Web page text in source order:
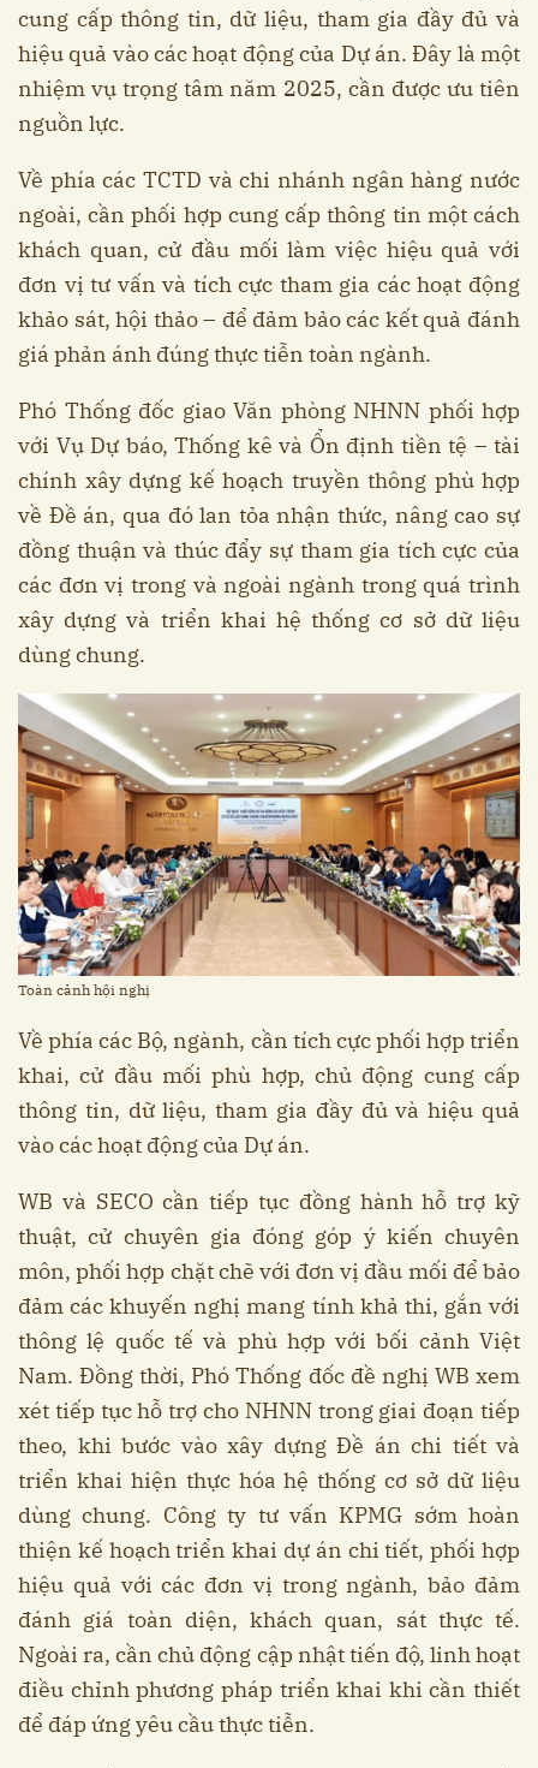
cung cấp thông tin, dữ liệu, tham gia đầy đủ và
hiệu quả vào các hoạt động của Dự án. Đây là một
nhiệm vụ trọng tâm năm 2025, cần được ưu tiên
nguồn lực.
Về phía các TCTD và chi nhánh ngân hàng nước
ngoài, cần phối hợp cung cấp thông tin một cách
khách quan, cử đầu mối làm việc hiệu quả với
đơn vị tư vấn và tích cực tham gia các hoạt động
khảo sát, hội thảo – để đảm bảo các kết quả đánh
giá phản ánh đúng thực tiễn toàn ngành.
Phó Thống đốc giao Văn phòng NHNN phối hợp
với Vụ Dự báo, Thống kê và Ổn định tiền tệ – tài
chính xây dựng kế hoạch truyền thông phù hợp
về Đề án, qua đó lan tỏa nhận thức, nâng cao sự
đồng thuận và thúc đẩy sự tham gia tích cực của
các đơn vị trong và ngoài ngành trong quá trình
xây dựng và triển khai hệ thống cơ sở dữ liệu
dùng chung.
Toàn cảnh hội nghị
Về phía các Bộ, ngành, cần tích cực phối hợp triển
khai, cử đầu mối phù hợp, chủ động cung cấp
thông tin, dữ liệu, tham gia đầy đủ và hiệu quả
vào các hoạt động của Dự án.
WB và SECO cần tiếp tục đồng hành hỗ trợ kỹ
thuật, cử chuyên gia đóng góp ý kiến chuyên
môn, phối hợp chặt chẽ với đơn vị đầu mối để bảo
đảm các khuyến nghị mang tính khả thi, gắn với
thông lệ quốc tế và phù hợp với bối cảnh Việt
Nam. Đồng thời, Phó Thống đốc đề nghị WB xem
xét tiếp tục hỗ trợ cho NHNN trong giai đoạn tiếp
theo, khi bước vào xây dựng Đề án chi tiết và
triển khai hiện thực hóa hệ thống cơ sở dữ liệu
dùng chung. Công ty tư vấn KPMG sớm hoàn
thiện kế hoạch triển khai dự án chi tiết, phối hợp
hiệu quả với các đơn vị trong ngành, bảo đảm
đánh giá toàn diện, khách quan, sát thực tế.
Ngoài ra, cần chủ động cập nhật tiến độ, linh hoạt
điều chỉnh phương pháp triển khai khi cần thiết
để đáp ứng yêu cầu thực tiễn.